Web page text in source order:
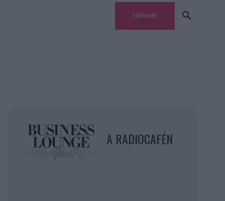
Hírlevél
A RADIOCAFÉN